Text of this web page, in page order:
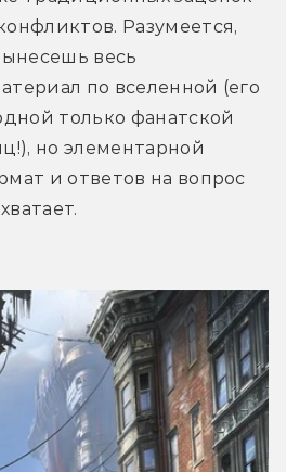
Разумеется,
весь
по вселенной (его
только фанатской
но элементарной
и ответов на вопрос